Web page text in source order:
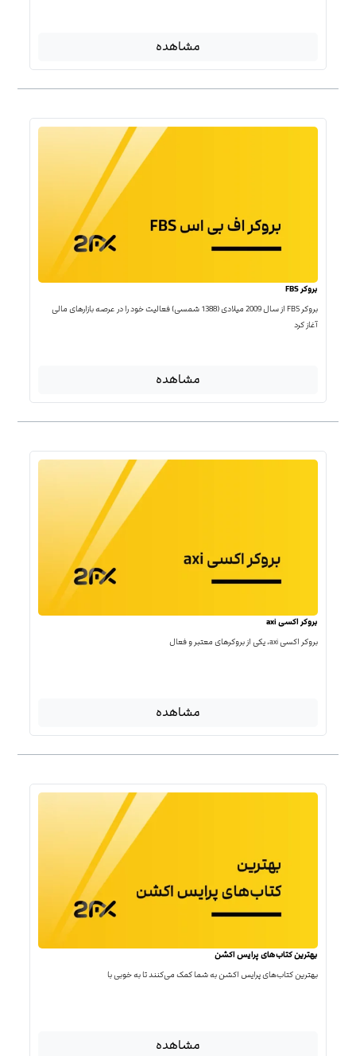
مشاهده
بروکر FBS
بروکر FBS از سال 2009 میلادی (1388 شمسی) فعالیت خود را در عرصه بازارهای مالی
آغاز کرد
مشاهده
بروکر اکسی axi
بروکر اکسی axi، یکی از بروکرهای معتبر و فعال
مشاهده
بهترین کتاب‌‌های پرایس اکشن
بهترین کتاب‌‌های پرایس اکشن به شما کمک می‌کنند تا به خوبی با
مشاهده